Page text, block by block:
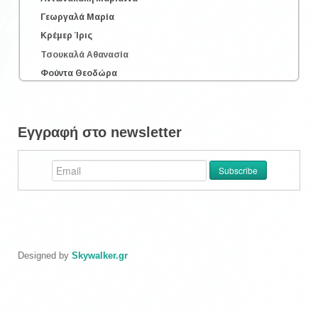
Γεωργαλά Μαρία
Κρέμερ Ίρις
Τσουκαλά Αθανασία
Φούντα Θεοδώρα
Εγγραφή στο newsletter
Designed by Skywalker.gr